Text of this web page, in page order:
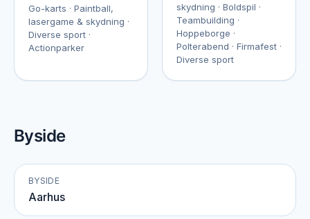
Go-karts · Paintball,
lasergame & skydning ·
Diverse sport ·
Actionparker
skydning · Boldspil ·
Teambuilding ·
Hoppeborge ·
Polterabend · Firmafest ·
Diverse sport
Byside
BYSIDE
Aarhus